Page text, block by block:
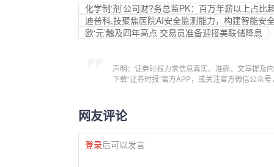
化学制‘剂’公司财?务总监PK：百万年薪以上占
迪普科,技聚焦医院AI安全监测能力，构建智能安
欧‘元’触及四年高点 交易员准备迎接美联储降息
声明：证券时报力求信息真实、准确，文章提及
下载“证券时报”官方APP，或关注官方微信公众
网友评论
登录后可以发言